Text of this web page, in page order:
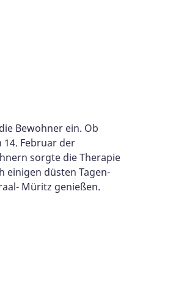
Bewohner ein. Ob
14. Februar der
sorgte die Therapie
einigen düsten Tagen-
Müritz genießen.